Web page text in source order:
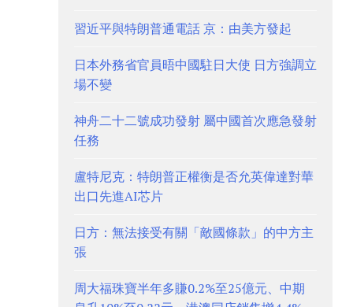
習近平與特朗普通電話 京：由美方發起
日本外務省官員晤中國駐日大使 日方強調立
場不變
神舟二十二號成功發射 屬中國首次應急發射
任務
盧特尼克：特朗普正權衡是否允英偉達對華
出口先進AI芯片
日方：無法接受有關「敵國條款」的中方主
張
周大福珠寶半年多賺0.2%至25億元、中期